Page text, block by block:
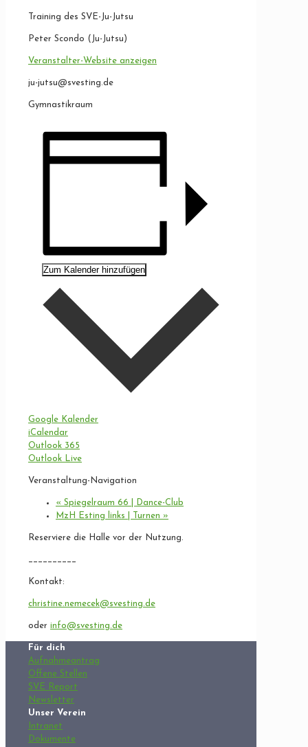
Training des SVE-Ju-Jutsu
Peter Scondo (Ju-Jutsu)
Veranstalter-Website anzeigen
ju-jutsu@svesting.de
Gymnastikraum
Zum Kalender hinzufügen
Google Kalender
iCalendar
Outlook 365
Outlook Live
Veranstaltung-Navigation
« Spiegelraum 66 | Dance-Club
MzH Esting links | Turnen »
Reserviere die Halle vor der Nutzung.
__________
Kontakt:
christine.nemecek@svesting.de
oder info@svesting.de
Für dich
Aufnahmeantrag
Offene Stellen
SVE Report
Newsletter
Unser Verein
Intranet
Dokumente